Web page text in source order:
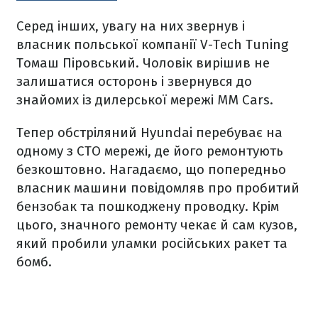
Серед інших, увагу на них звернув і
власник польської компанії V-Tech Tuning
Томаш Піровський. Чоловік вирішив не
залишатися осторонь і звернувся до
знайомих із дилерської мережі MM Cars.
Тепер обстріляний Hyundai перебуває на
одному з СТО мережі, де його ремонтують
безкоштовно. Нагадаємо, що попередньо
власник машини повідомляв про пробитий
бензобак та пошкоджену проводку. Крім
цього, значного ремонту чекає й сам кузов,
який пробили уламки російських ракет та
бомб.